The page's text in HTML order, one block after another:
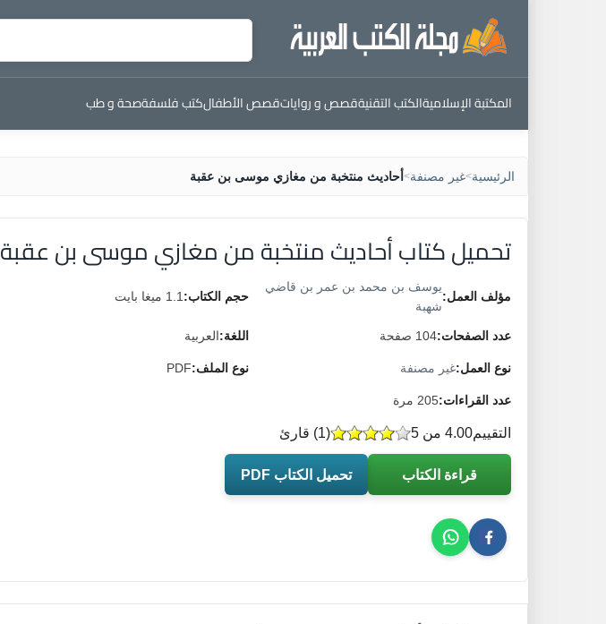
المكتبة الإسلاميةالكتب التقنيةقصص و رواياتقصص الأطفالكتب فلسفةصحة و طب
الرئيسية>غير مصنفة> أحاديث منتخبة من مغازي موسى بن عقبة
تحميل كتاب أحاديث منتخبة من مغازي موسى بن عقبة
مؤلف العمل:
يوسف بن محمد بن عمر بن قاضي
شهبة
حجم الكتاب: 1.1 ميغا بايت
عدد الصفحات:104 صفحة اللغة:العربية
نوع العمل:غير مصنفة نوع الملف:PDF
عدد القراءات:205 مرة
التقييم (
1) قارئ 4.00 من 5
قراءة الكتاب تحميل الكتاب PDF